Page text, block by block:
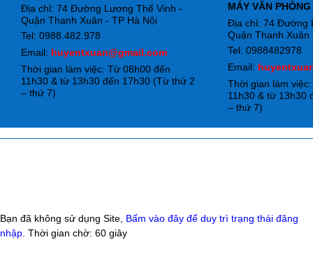
Địa chỉ: 74 Đường Lương Thế Vinh -
Quận Thanh Xuân - TP Hà Nội
Tel: 0988.482.978
Email: huyentxuan@gmail.com
Thời gian làm việc: Từ 08h00 đến
11h30 & từ 13h30 đến 17h30 (Từ thứ 2
– thứ 7)
MÁY VĂN PHÒNG
Địa chỉ: 74 Đường
Quận Thanh Xuân
Tel: 0988482978
Email:
Thời gian làm
11h30 & từ 13h30
– thứ 7)
Bạn đã không sử dụng Site, Bấm vào đây để duy trì trạng thái đăng
nhập . Thời gian chờ: 60 giây